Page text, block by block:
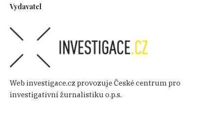
Vydavatel
Web investigace.cz provozuje České centrum pro
investigativní žurnalistiku o.p.s.